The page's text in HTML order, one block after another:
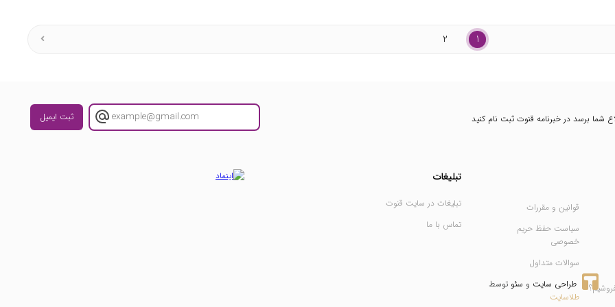
1
2
شما برسد در خبرنامه قنوت ثبت نام کنید ثبت ایمیل
قوانین و مقررات
سیاست حفظ حریم
خصوصی
سوالات متداول
طراحی سایت و سئو توسط
طلاسایت
تبلیغات
تبلیغات در سایت قنوت
تماس با ما